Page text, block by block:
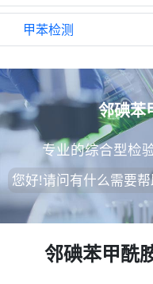
甲苯检测
邻碘苯
专业的综合型检
您好!请问有什么需要帮
邻碘苯甲酰